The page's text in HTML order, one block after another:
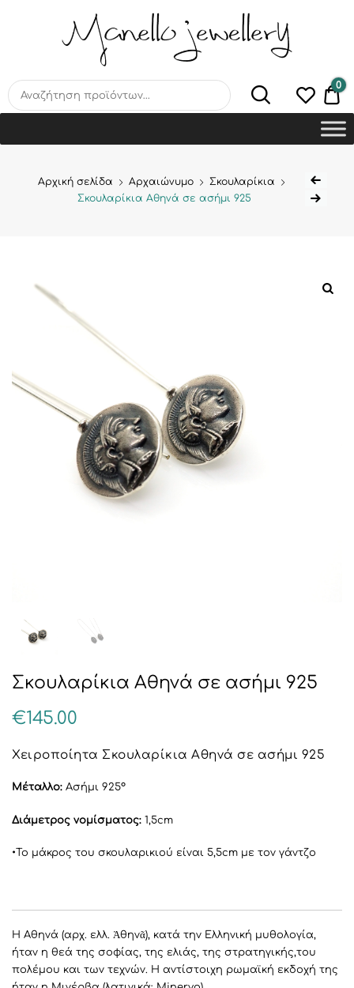
HANDMADE JEWELLERY
LAB
0
Αρχική σελίδα Αρχαιώνυμο
Σκουλαρίκια
Σκουλαρίκια Αθηνά σε ασήμι 925
Σκουλαρίκια Αθηνά σε ασήμι 925
€145.00
Χειροποίητα Σκουλαρίκια Αθηνά σε ασήμι 925
Μέταλλο: Ασήμι 925°
Διάμετρος νομίσματος: 1,5cm
•Το μάκρος του σκουλαρικιού είναι 5,5cm με τον γάντζο
Η Αθηνά (αρχ. ελλ. Ἀθηνᾶ), κατά την Ελληνική μυθολογία,
ήταν η θεά της σοφίας, της ελιάς, της στρατηγικής,του
πολέμου και των τεχνών. Η αντίστοιχη ρωμαϊκή εκδοχή της